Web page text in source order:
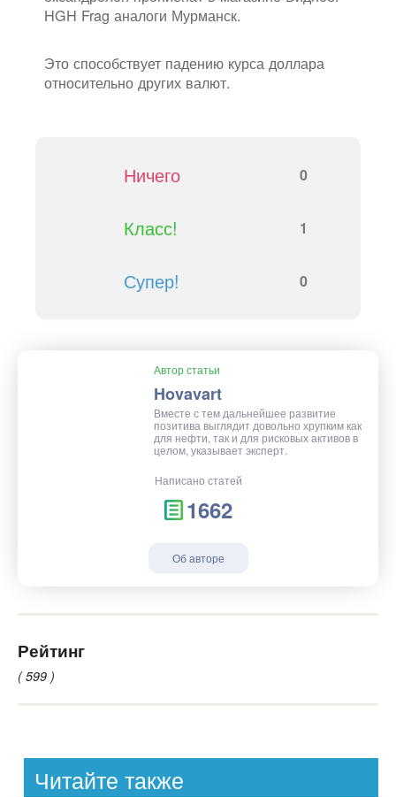
HGH Frag аналоги Мурманск.
Это способствует падению курса доллара
относительно других валют.
Ничего 0
Класс! 1
Супер! 0
Автор статьи
Hovavart
Вместе с тем дальнейшее развитие
позитива выглядит довольно хрупким как
для нефти, так и для рисковых активов в
целом, указывает эксперт.
Написано статей
1662
Об авторе
Рейтинг
( 599 )
Читайте также